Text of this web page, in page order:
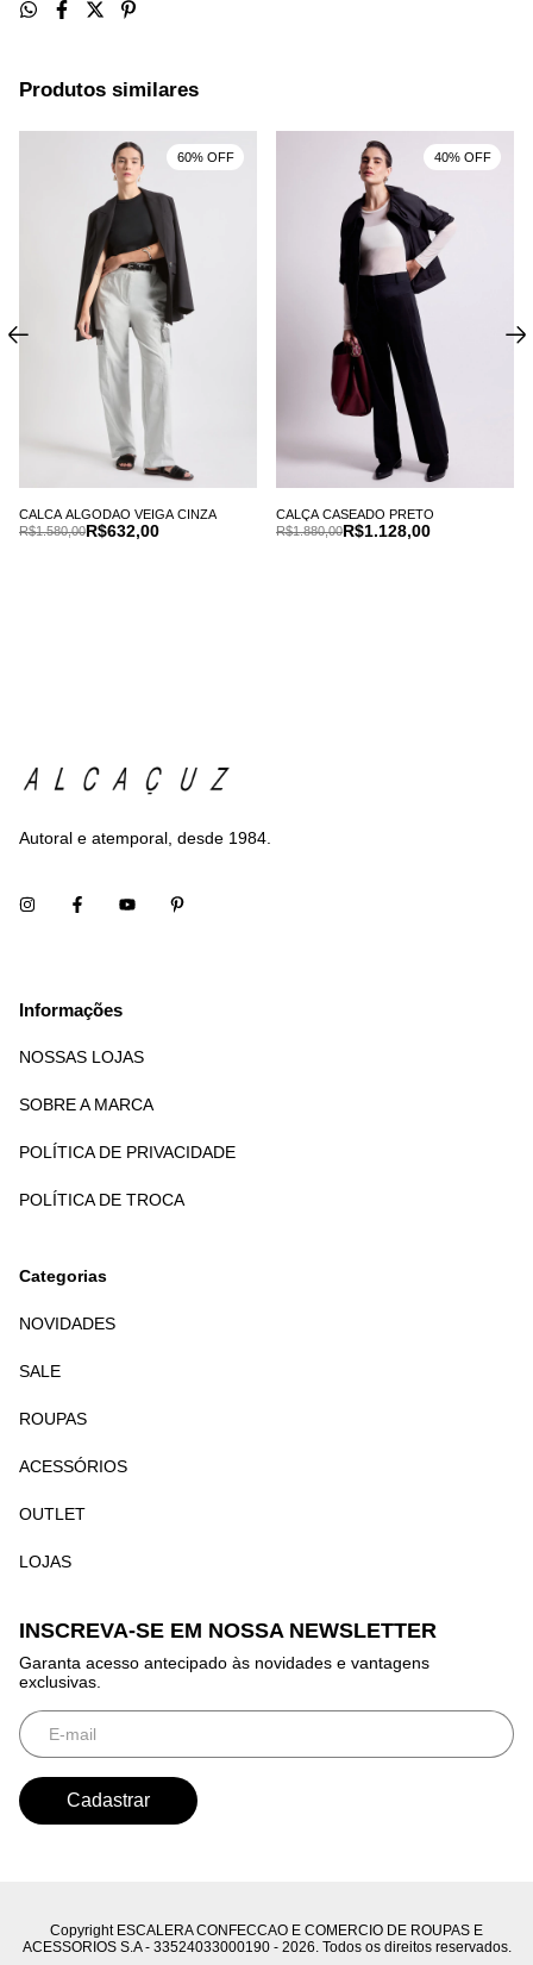
Produtos similares
CALCA ALGODAO VEIGA CINZA
R$632,00
R$1.580,00
60% OFF
CALÇA CASEADO PRETO
R$1.128,00
R$1.880,00
40% OFF
Autoral e atemporal, desde 1984.
Informações
NOSSAS LOJAS
SOBRE A MARCA
POLÍTICA DE PRIVACIDADE
POLÍTICA DE TROCA
Categorias
NOVIDADES
SALE
ROUPAS
ACESSÓRIOS
OUTLET
LOJAS
INSCREVA-SE EM NOSSA NEWSLETTER
Garanta acesso antecipado às novidades e vantagens
exclusivas.
Copyright ESCALERA CONFECCAO E COMERCIO DE ROUPAS E
ACESSORIOS S.A - 33524033000190 - 2026. Todos os direitos reservados.